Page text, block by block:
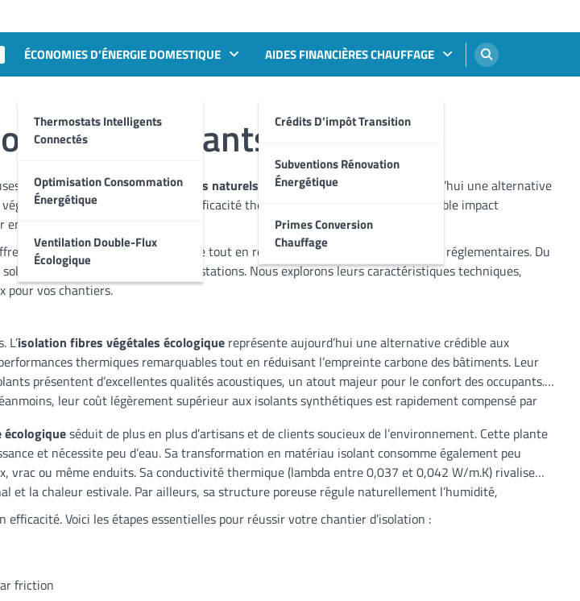
ÉCONOMIES D’ÉNERGIE DOMESTIQUE
Thermostats Intelligents
Connectés
Optimisation Consommation
Énergétique
Ventilation Double-Flux
Écologique
AIDES FINANCIÈRES CHAUFFAGE
Crédits D’impôt Transition
Subventions Rénovation
Énergétique
Primes Conversion
Chauffage
isolants
de l’environnement ? Lesisolants naturels biosourcésreprésentent aujourd’hui une alternative
ou animales, combinent efficacité thermique, confort acoustique et faible impact
carbone.
vous démarque de la concurrence tout en répondant aux nouvelles exigences réglementaires. Du
peuvent améliorer vos prestations. Nous explorons leurs caractéristiques techniques,
pour vos chantiers.
L’isolation fibres végétales écologique représente aujourd’hui une alternative crédible aux
thermiques remarquables tout en réduisant l’empreinte carbone des bâtiments. Leur
présentent d’excellentes qualités acoustiques, un atout majeur pour le confort des occupants.
leur coût légèrement supérieur aux isolants synthétiques est rapidement compensé par
écologiqueséduit de plus en plus d’artisans et de clients soucieux de l’environnement. Cette plante
et nécessite peu d’eau. Sa transformation en matériau isolant consomme également peu
vrac ou même enduits. Sa conductivité thermique (lambda entre 0,037 et 0,042 W/m.K) rivalise
la chaleur estivale. Par ailleurs, sa structure poreuse régule naturellement l’humidité,
Voici les étapes essentielles pour réussir votre chantier d’isolation :
friction